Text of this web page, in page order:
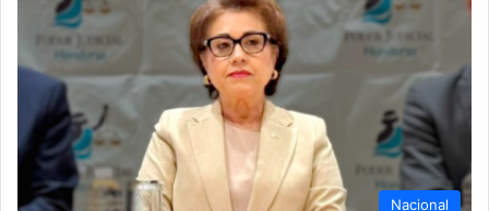
Nacional